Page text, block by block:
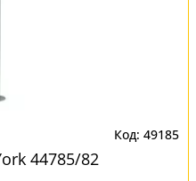
49185
44785/82